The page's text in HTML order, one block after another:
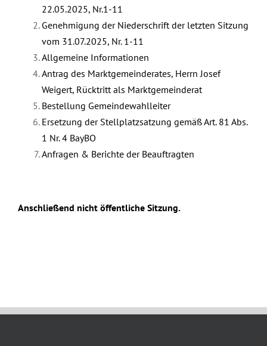
22.05.2025, Nr.1-11
Genehmigung der Niederschrift der letzten Sitzung
vom 31.07.2025, Nr. 1-11
Allgemeine Informationen
Antrag des Marktgemeinderates, Herrn Josef
Weigert, Rücktritt als Marktgemeinderat
Bestellung Gemeindewahlleiter
Ersetzung der Stellplatzsatzung gemäß Art. 81 Abs.
1 Nr. 4 BayBO
Anfragen & Berichte der Beauftragten
Anschließend nicht öffentliche Sitzung.